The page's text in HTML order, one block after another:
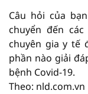
Câu hỏi của
chuyển đến
chuyên gia y tế
phần nào giải
bệnh Covid-19.
Theo: nld.com.vn